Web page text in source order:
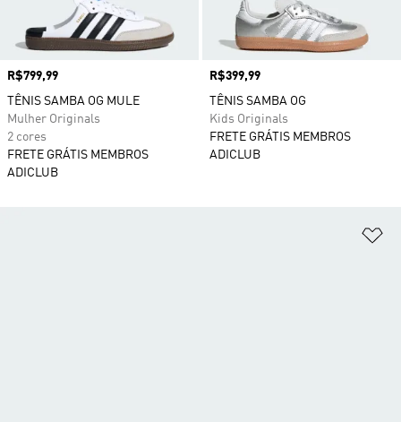
Preço
R$799,99
TÊNIS SAMBA OG MULE
Mulher Originals
2 cores
FRETE GRÁTIS MEMBROS
ADICLUB
Preço
R$399,99
TÊNIS SAMBA OG
Kids Originals
FRETE GRÁTIS MEMBROS
ADICLUB